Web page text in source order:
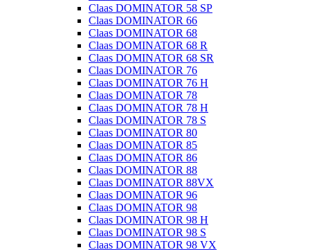
Claas DOMINATOR 58 SP
Claas DOMINATOR 66
Claas DOMINATOR 68
Claas DOMINATOR 68 R
Claas DOMINATOR 68 SR
Claas DOMINATOR 76
Claas DOMINATOR 76 H
Claas DOMINATOR 78
Claas DOMINATOR 78 H
Claas DOMINATOR 78 S
Claas DOMINATOR 80
Claas DOMINATOR 85
Claas DOMINATOR 86
Claas DOMINATOR 88
Claas DOMINATOR 88VX
Claas DOMINATOR 96
Claas DOMINATOR 98
Claas DOMINATOR 98 H
Claas DOMINATOR 98 S
Claas DOMINATOR 98 VX